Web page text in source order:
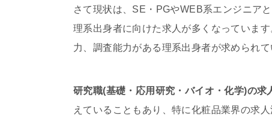
さて現状は、SE・PGやWEB系エンジニア
理系出身者に向けた求人が多くなっていま
力、調査能力がある理系出身者が求められて
研究職(基礎・応用研究・バイオ・化学)の求
えていることもあり、特に化粧品業界の求